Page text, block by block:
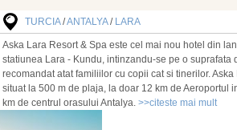
TURCIA/ANTALYA/ LARA
Aska Lara Resort & Spa este cel mai nou hotel din
statiunea Lara - Kundu, intinzandu-se pe o suprafata
recomandat atat familiilor cu copii cat si tinerilor.
situat la 500 m de plaja, la doar 12 km de Aeroportul
km de centrul orasului Antalya. >>citeste mai mult